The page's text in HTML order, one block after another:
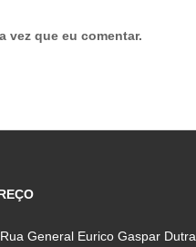
vez que eu comentar.
General Eurico Gaspar Dutra,